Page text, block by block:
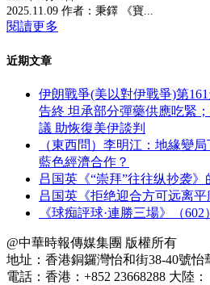
2025.11.09 作者：秉鐸 《寶...
閱讀更多
近期文章
伊朗戰爭(美以對伊戰爭)第
告終 坦承部分彈藥供應吃緊
議 助恢復美伊談判
（東西問）李明江：地緣變
藍色經濟合作？
吕国英《“崇拜”往往纵抄袭
吕国英《拒绝迎合方可远离
《球痴評球·連勝三場》（602）
@中華時報傳媒集團 版權所有
地址：香港銅鑼灣怡和街38-40號怡
電話：香港：+852 23668288 大陸：